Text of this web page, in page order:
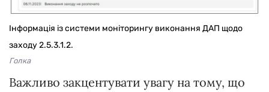
Інформація із системи моніторингу виконання ДАП щодо
заходу 2.5.3.1.2.
Голка
Важливо закцентувати увагу на тому, що